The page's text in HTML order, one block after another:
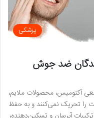
پزشکی
ضد جوش
آکنومیس، محصولات ملایم،
را تحریک نمی‌کنند و به حفظ